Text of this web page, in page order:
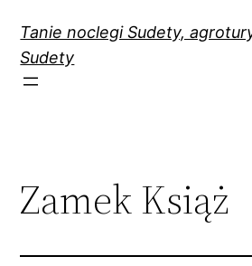
treści
Tanie noclegi Sudety,
Sudety
Zamek Książ